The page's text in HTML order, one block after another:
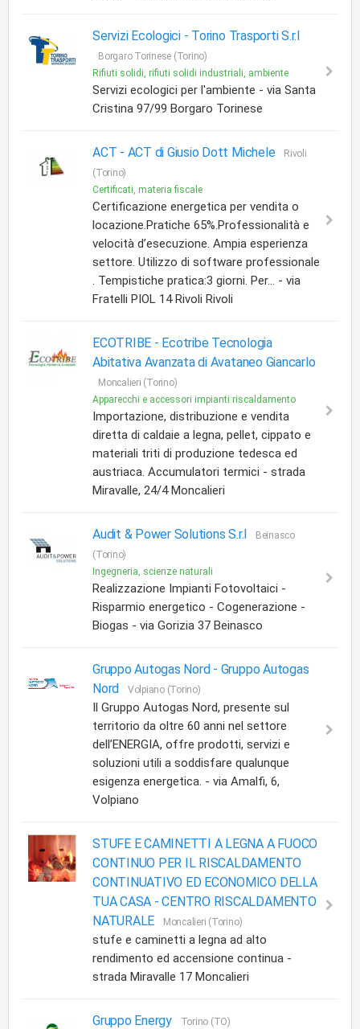
Servizi Ecologici - Torino Trasporti S.r.l
Borgaro Torinese (Torino)
Rifiuti solidi, rifiuti solidi industriali, ambiente
Servizi ecologici per l'ambiente - via Santa
Cristina 97/99 Borgaro Torinese
ACT - ACT di Giusio Dott Michele
Rivoli
(Torino)
Certificati, materia fiscale
Certificazione energetica per vendita o
locazione.Pratiche 65%.Professionalità e
velocità d’esecuzione. Ampia esperienza
settore. Utilizzo di software professionale
. Tempistiche pratica:3 giorni. Per... - via
Fratelli PIOL 14 Rivoli Rivoli
ECOTRIBE - Ecotribe Tecnologia
Abitativa Avanzata di Avataneo Giancarlo
Moncalieri (Torino)
Apparecchi e accessori impianti riscaldamento
Importazione, distribuzione e vendita
diretta di caldaie a legna, pellet, cippato e
materiali triti di produzione tedesca ed
austriaca. Accumulatori termici - strada
Miravalle, 24/4 Moncalieri
Audit & Power Solutions S.r.l
Beinasco
(Torino)
Ingegneria, scienze naturali
Realizzazione Impianti Fotovoltaici -
Risparmio energetico - Cogenerazione -
Biogas - via Gorizia 37 Beinasco
Gruppo Autogas Nord - Gruppo Autogas
Nord
Volpiano (Torino)
Il Gruppo Autogas Nord, presente sul
territorio da oltre 60 anni nel settore
dell’ENERGIA, offre prodotti, servizi e
soluzioni utili a soddisfare qualunque
esigenza energetica. - via Amalfi, 6,
Volpiano
STUFE E CAMINETTI A LEGNA A FUOCO
CONTINUO PER IL RISCALDAMENTO
CONTINUATIVO ED ECONOMICO DELLA
TUA CASA -CENTRO RISCALDAMENTO
NATURALE
Moncalieri (Torino)
stufe e caminetti a legna ad alto
rendimento ed accensione continua -
strada Miravalle 17 Moncalieri
Gruppo Energy
Torino (TO)